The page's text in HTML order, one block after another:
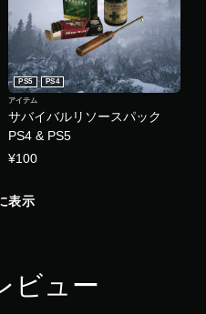
サバイバルリソースパック
PS4 & PS5
PS5 PS4
アイテム
¥100
表示
ビュー